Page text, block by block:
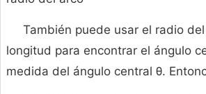
También puede usar el radio
longitud para encontrar el ángulo
medida del ángulo central θ.